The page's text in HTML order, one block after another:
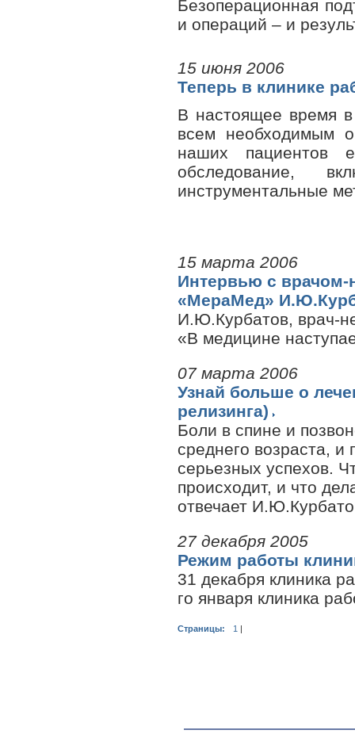
Безоперационная
и операций – и
15 июня 2006
Теперь в клинике
В настоящее время
всем необходимым
наших пациентов
обследование,
инструментальные
15 марта 2006
Интервью с врачом-
«МераМед»
И.Ю.Курбатов, врач-
«В медицине
07 марта 2006
Узнай больше о
релизинга)
Боли в спине и
среднего возраста, и
серьезных успехов.
происходит, и что
отвечает
27 декабря 2005
Режим работы
31 декабря клиника
го января клиника
Страницы: 1 |